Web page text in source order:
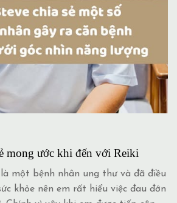
mong ước khi đến với Reiki
một bệnh nhân ung thư và đã điều
khỏe nên em rất hiểu việc đau đớn